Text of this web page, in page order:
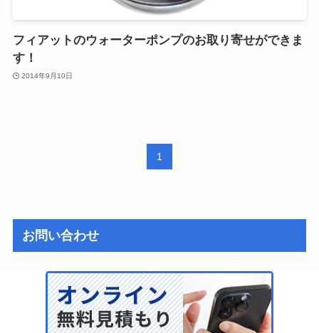
フィアットのウォーターポンプのお取り寄せができま
す！
2014年9月10日
1
お問い合わせ